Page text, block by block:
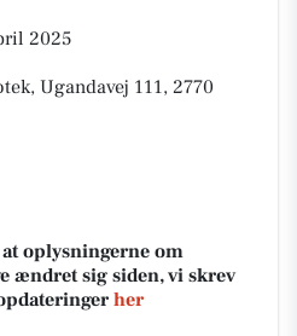
2025
Ugandavej 111, 2770
oplysningerne om
ændret sig siden, vi skrev
her